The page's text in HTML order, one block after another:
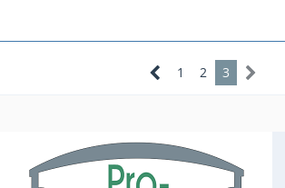
1 2 3